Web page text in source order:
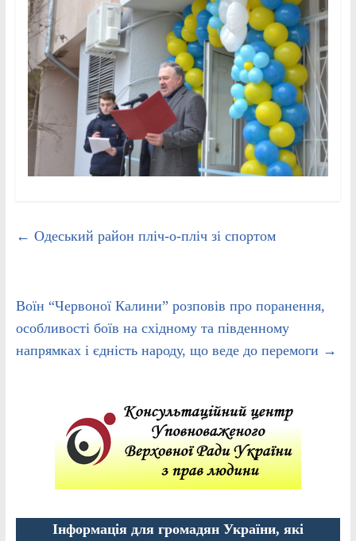
← Одеський район пліч-о-пліч зі спортом
Воїн “Червоної Калини” розповів про поранення,
особливості боїв на східному та південному
напрямках і єдність народу, що веде до перемоги →
Інформація для громадян України, які